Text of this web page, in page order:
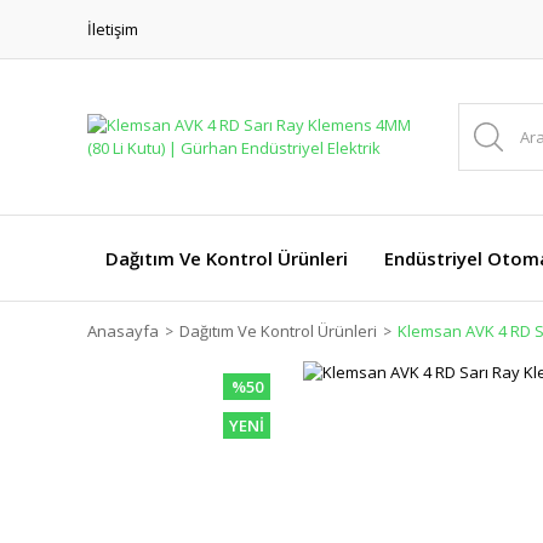
İletişim
Dağıtım Ve Kontrol Ürünleri Endüstriyel
Anasayfa Dağıtım Ve Kontrol Ürünleri Klemsan AVK 4 RD
%50
YENİ